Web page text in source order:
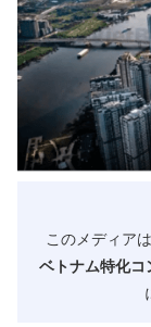
このメディア
ベトナム特化